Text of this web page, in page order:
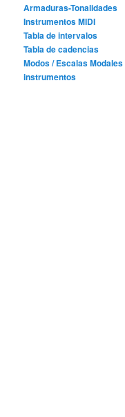
Armaduras-Tonalidades
Instrumentos MIDI
Tabla de intervalos
Tabla de cadencias
Modos / Escalas Modales
instrumentos